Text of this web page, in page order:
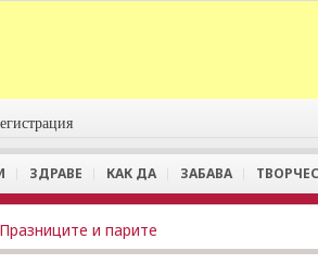
ЗДРАВЕ КАК ДА ЗАБАВА
Празниците и парите